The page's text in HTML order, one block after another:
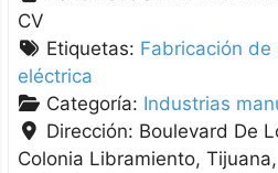
CV
Etiquetas: Fabricación
eléctrica
Categoría: Industrias
Dirección: Boulevard De
Colonia Libramiento, Tijuana